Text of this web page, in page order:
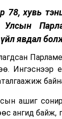
хувь
явдал
Ингэснээр
ашиг
ангид байж,